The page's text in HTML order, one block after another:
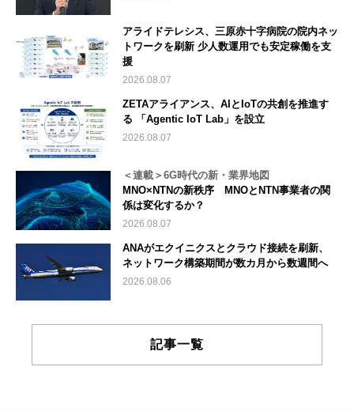
アライドテレシス、三原赤十字病院の院内ネッ
トワークを刷新 少人数運用でも安定稼働を支
援
2026.08.07
ZETAアライアンス、AIとIoTの共創を推進す
る 「Agentic IoT Lab」を設立
2026.08.07
＜連載＞6G時代の新・業界地図
MNO×NTNの新秩序 MNOとNTN事業者の関
係は変化するか？
2026.08.07
ANAがエクイニクスとクラウド接続を刷新、
ネットワーク構築期間が数カ月から数週間へ
2026.08.06
記事一覧